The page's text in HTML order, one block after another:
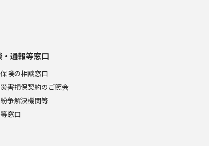
・通報等窓口
険の相談窓口
害損保契約のご照会
争解決機関等
窓口